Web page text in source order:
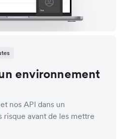
environnement
nos API dans un
risque avant de les mettre